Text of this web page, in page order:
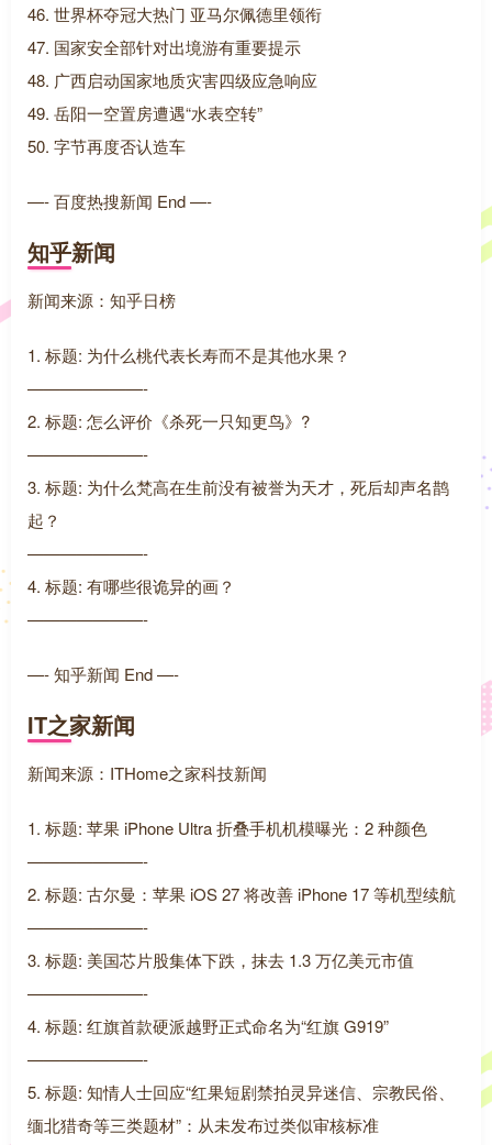
46. 世界杯夺冠大热门 亚马尔佩德里领衔
47. 国家安全部针对出境游有重要提示
48. 广西启动国家地质灾害四级应急响应
49. 岳阳一空置房遭遇“水表空转”
50. 字节再度否认造车
—- 百度热搜新闻 End —-
知乎新闻
新闻来源：知乎日榜
1. 标题: 为什么桃代表长寿而不是其他水果？
———————-
2. 标题: 怎么评价《杀死一只知更鸟》?
———————-
3. 标题: 为什么梵高在生前没有被誉为天才，死后却声名鹊
起？
———————-
4. 标题: 有哪些很诡异的画？
———————-
—- 知乎新闻 End —-
IT之家新闻
新闻来源：ITHome之家科技新闻
1. 标题: 苹果 iPhone Ultra 折叠手机机模曝光：2 种颜色
———————-
2. 标题: 古尔曼：苹果 iOS 27 将改善 iPhone 17 等机型续航
———————-
3. 标题: 美国芯片股集体下跌，抹去 1.3 万亿美元市值
———————-
4. 标题: 红旗首款硬派越野正式命名为“红旗 G919”
———————-
5. 标题: 知情人士回应“红果短剧禁拍灵异迷信、宗教民俗、
缅北猎奇等三类题材”：从未发布过类似审核标准